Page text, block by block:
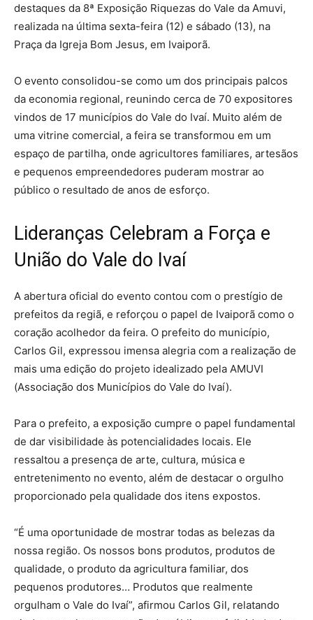
destaques da 8ª Exposição Riquezas do Vale da Amuvi,
realizada na última sexta-feira (12) e sábado (13), na
Praça da Igreja Bom Jesus, em Ivaiporã.
O evento consolidou-se como um dos principais palcos
da economia regional, reunindo cerca de 70 expositores
vindos de 17 municípios do Vale do Ivaí. Muito além de
uma vitrine comercial, a feira se transformou em um
espaço de partilha, onde agricultores familiares, artesãos
e pequenos empreendedores puderam mostrar ao
público o resultado de anos de esforço.
Lideranças Celebram a Força e
União do Vale do Ivaí
A abertura oficial do evento contou com o prestígio de
prefeitos da regiã, e reforçou o papel de Ivaiporã como o
coração acolhedor da feira. O prefeito do município,
Carlos Gil, expressou imensa alegria com a realização de
mais uma edição do projeto idealizado pela AMUVI
(Associação dos Municípios do Vale do Ivaí).
Para o prefeito, a exposição cumpre o papel fundamental
de dar visibilidade às potencialidades locais. Ele
ressaltou a presença de arte, cultura, música e
entretenimento no evento, além de destacar o orgulho
proporcionado pela qualidade dos itens expostos.
“É uma oportunidade de mostrar todas as belezas da
nossa região. Os nossos bons produtos, produtos de
qualidade, o produto da agricultura familiar, dos
pequenos produtores… Produtos que realmente
orgulham o Vale do Ivaí”, afirmou Carlos Gil, relatando